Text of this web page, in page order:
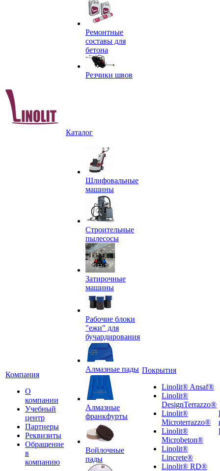
Ремонтные
составы для
бетона
Резчики швов
Компания
О
компании
Учебный
центр
Партнеры
Реквизиты
Обращение
в
компанию
Каталог
Шлифовальные
машины
Строительные
пылесосы
Затирочные
машины
Рабочие блоки
"ежи" для
бучардирования
Алмазные пады
Алмазные
франкфурты
Войлочные
пады
Покрытия
Linolit® Ansaf®
Linolit®
DesignTerrazzo®
Linolit®
Microterrazzo®
Linolit®
Microbeton®
Linolit®
Lincrete®
Linolit® RD®